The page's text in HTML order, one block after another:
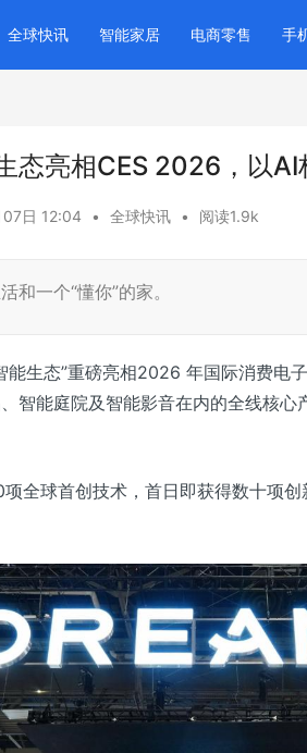
全球快讯 智能家居 电商零售 手
态亮相CES 2026，以
日 12:04 • 全球快讯 • 阅读1.9k
和一个“懂你”的家。
能生态”重磅亮相2026 年国际消费电
智能庭院及智能影音在内的全线核
全球首创技术，首日即获得数十项